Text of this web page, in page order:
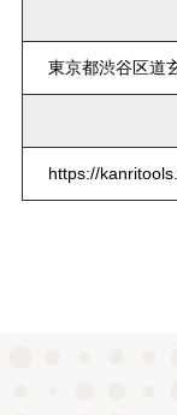
東京都渋谷区道
https://